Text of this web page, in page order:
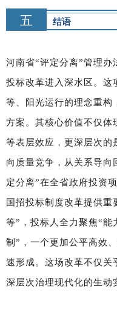
五 结语
河南省“评定分离”管理办
投标改革进入深水区。这
等、阳光运行的理念重构
方案。其核心价值不仅体
等表层效应，更深层次的
向质量竞争，从关系导向
定分离”在全省政府投资
国招投标制度改革提供重
等”，投标人全力聚焦“能
制”，一个更加公平高效
速形成。这场改革不仅关
深层次治理现代化的生动